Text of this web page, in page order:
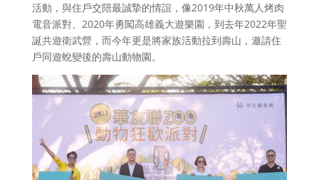
活動，與住戶交陪最誠摯的情誼，像2019年中秋萬人烤肉
電音派對、2020年勇闖高雄義大遊樂園，到去年2022年聖
誕共遊衛武營，而今年更是將家族活動拉到壽山，邀請住
戶同遊蛻變後的壽山動物園。